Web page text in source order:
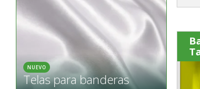
NUEVO
Telas para banderas